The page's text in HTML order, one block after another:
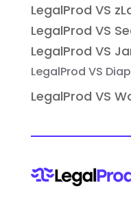
LegalProd VS
LegalProd VS
LegalProd VS
LegalProd VS
LegalProd VS